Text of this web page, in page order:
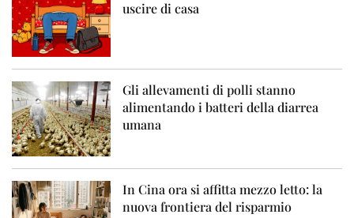
uscire di casa
Gli allevamenti di polli stanno
alimentando i batteri della diarrea
umana
In Cina ora si affitta mezzo letto: la
nuova frontiera del risparmio